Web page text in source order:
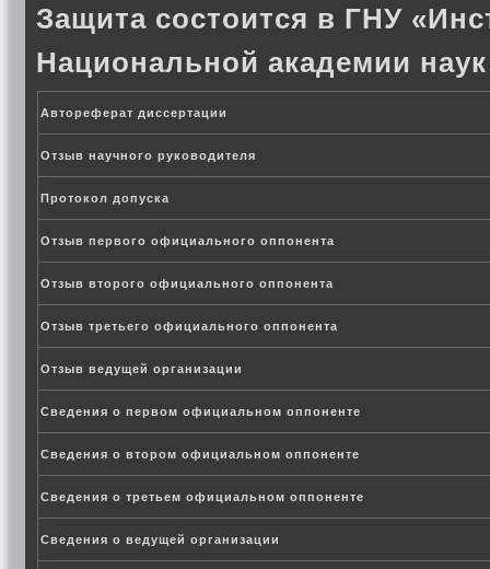
Защита состоится в ГНУ
Национальной академии
Автореферат диссертации
Отзыв научного руководителя
Протокол допуска
Отзыв первого официального оппонента
Отзыв второго официального оппонента
Отзыв третьего официального оппонента
Отзыв ведущей организации
Сведения о первом официальном оппоненте
Сведения о втором официальном оппоненте
Сведения о третьем официальном оппоненте
Сведения о ведущей организации